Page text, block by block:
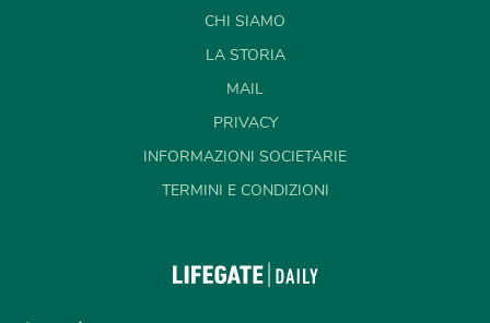
CHI SIAMO
LA STORIA
MAIL
PRIVACY
INFORMAZIONI SOCIETARIE
TERMINI E CONDIZIONI